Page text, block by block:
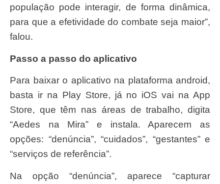
população pode interagir, de forma dinâmica,
para que a efetividade do combate seja maior”,
falou.
Passo a passo do aplicativo
Para baixar o aplicativo na plataforma android,
basta ir na Play Store, já no iOS vai na App
Store, que têm nas áreas de trabalho, digita
“Aedes na Mira” e instala. Aparecem as
opções: “denúncia”, “cuidados”, “gestantes” e
“serviços de referência”.
Na opção “denúncia”, aparece “capturar